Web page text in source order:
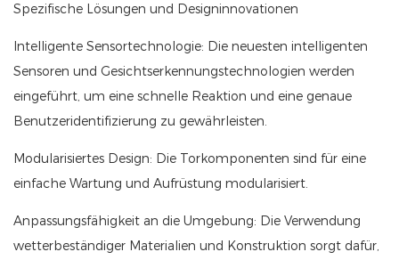
Spezifische Lösungen und Designinnovationen
Intelligente Sensortechnologie: Die neuesten intelligenten
Sensoren und Gesichtserkennungstechnologien werden
eingeführt, um eine schnelle Reaktion und eine genaue
Benutzeridentifizierung zu gewährleisten.
Modularisiertes Design: Die Torkomponenten sind für eine
einfache Wartung und Aufrüstung modularisiert.
Anpassungsfähigkeit an die Umgebung: Die Verwendung
wetterbeständiger Materialien und Konstruktion sorgt dafür,